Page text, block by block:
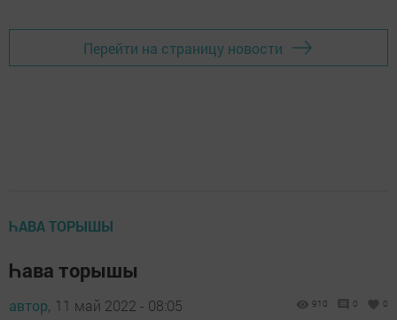
Перейти на страницу новости
ҺАВА ТОРЫШЫ
Һава торышы
автор, 11 май 2022 - 08:05 910 0 0